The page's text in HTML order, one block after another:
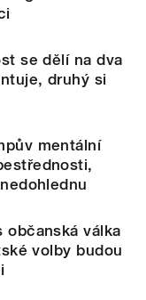
se dělí na dva
druhý si
mentální
občanská válka
volby budou